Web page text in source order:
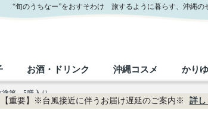
“旬のうちなー”をおすそわけ 旅するように暮らす、沖縄の
お酒・ドリンク 沖縄コスメ かり
【重要】※台風接近に伴うお届け遅延のご案内※ 詳し
箸 5膳入り